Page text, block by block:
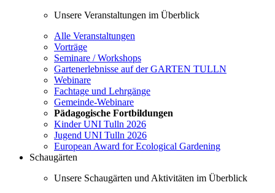
Unsere Veranstaltungen im Überblick
Alle Veranstaltungen
Vorträge
Seminare / Workshops
Gartenerlebnisse auf der GARTEN TULLN
Webinare
Fachtage und Lehrgänge
Gemeinde-Webinare
Pädagogische Fortbildungen
Kinder UNI Tulln 2026
Jugend UNI Tulln 2026
European Award for Ecological Gardening
Schaugärten
Unsere Schaugärten und Aktivitäten im Überblick